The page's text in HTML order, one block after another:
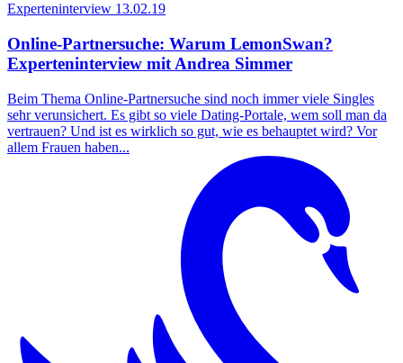
Experteninterview 13.02.19
Online-Partnersuche: Warum LemonSwan?
Experteninterview mit Andrea Simmer
Beim Thema Online-Partnersuche sind noch immer viele Singles
sehr verunsichert. Es gibt so viele Dating-Portale, wem soll man da
vertrauen? Und ist es wirklich so gut, wie es behauptet wird? Vor
allem Frauen haben...